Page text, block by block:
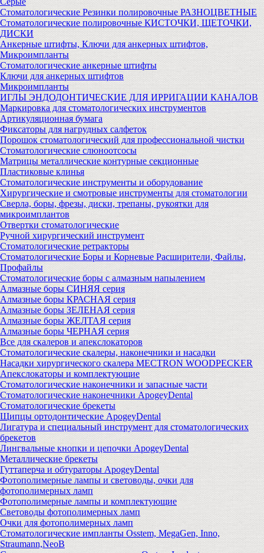
Стоматологические Резинки полировочные РАЗНОЦВЕТНЫЕ
Стоматологические полировочные КИСТОЧКИ, ЩЕТОЧКИ,
ДИСКИ
Анкерные штифты, Ключи для анкерных штифтов,
Микроимпланты
Стоматологические анкерные штифты
Ключи для анкерных штифтов
Микроимпланты
ИГЛЫ ЭНДОДОНТИЧЕСКИЕ ДЛЯ ИРРИГАЦИИ КАНАЛОВ
Маркировка для стоматологических инструментов
Артикуляционная бумага
Фиксаторы для нагрудных салфеток
Порошок стоматологический для профессиональной чистки
Стоматологические слюноотсосы
Матрицы металлические контурные секционные
Пластиковые клинья
Стоматологические инструменты и оборудование
Хирургические и смотровые инструменты для стоматологии
Сверла, боры, фрезы, диски, трепаны, рукоятки для
микроимплантов
Отвертки стоматологические
Ручной хирургический инструмент
Стоматологические ретракторы
Стоматологические Боры и Корневые Расширители, Файлы,
Профайлы
Стоматологические боры с алмазным напылением
Алмазные боры СИНЯЯ серия
Алмазные боры КРАСНАЯ серия
Алмазные боры ЗЕЛЕНАЯ серия
Алмазные боры ЖЕЛТАЯ серия
Алмазные боры ЧЕРНАЯ серия
Все для скалеров и апекслокаторов
Стоматологические скалеры, наконечники и насадки
Насадки хирургического скалера MECTRON WOODPECKER
Апекслокаторы и комплектующие
Стоматологические наконечники и запасные части
Стоматологические наконечники ApogeyDental
Стоматологические брекеты
Щипцы ортодонтические ApogeyDental
Лигатура и специальный инструмент для стоматологических
брекетов
Лингвальные кнопки и цепочки ApogeyDental
Металлические брекеты
Гуттаперча и обтураторы ApogeyDental
Фотополимерные лампы и световоды, очки для
фотополимерных ламп
Фотополимерные лампы и комплектующие
Световоды фотополимерных ламп
Очки для фотополимерных ламп
Стоматологические импланты Osstem, MegaGen, Inno,
Straumann,NeoB